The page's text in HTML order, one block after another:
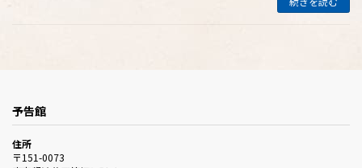
予告館
住所
〒151-0073